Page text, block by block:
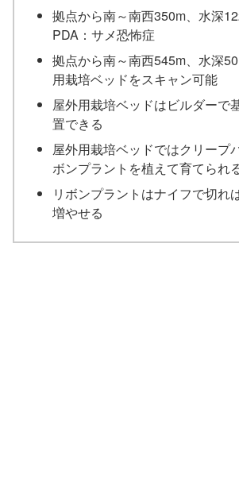
拠点から南～南西350m、水深
PDA：サメ恐怖症
拠点から南～南西545m、水深
用栽培ベッドをスキャン可能
屋外用栽培ベッドはビルダーで
置できる
屋外用栽培ベッドではクリープ
ボンプラントを植えて育てられ
リボンプラントはナイフで切れ
増やせる